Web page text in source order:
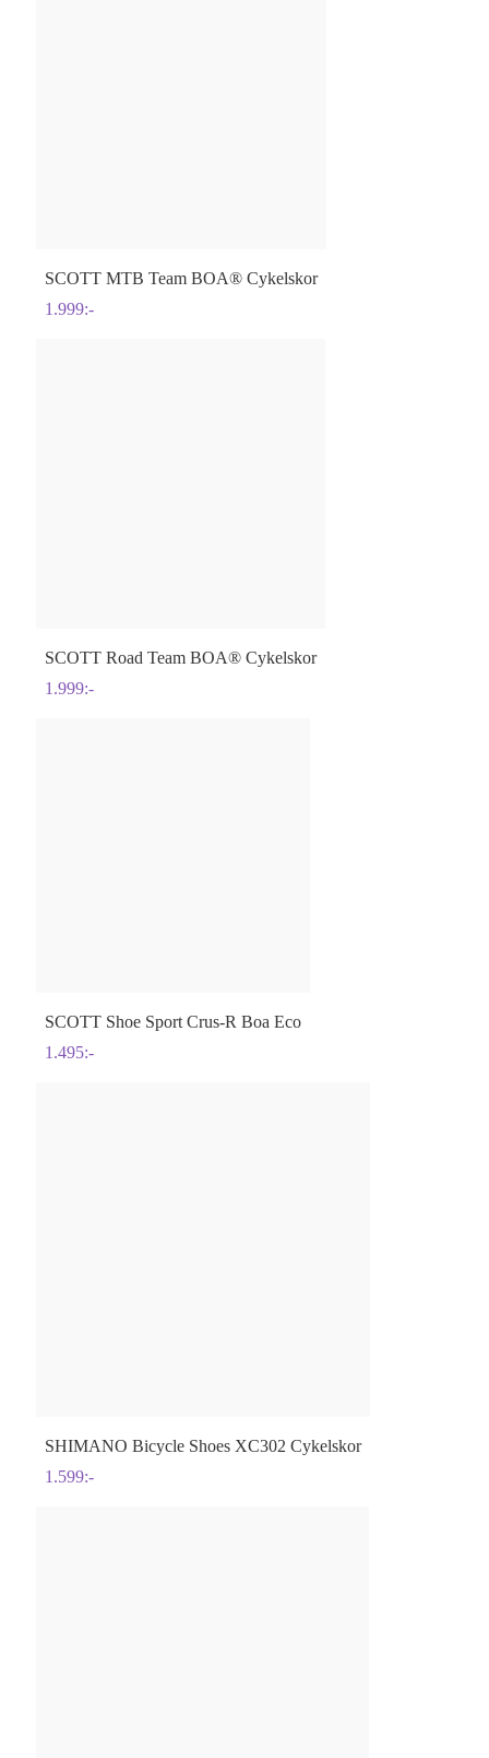
SCOTT MTB Team BOA® Cykelskor
1.999:-
SCOTT Road Team BOA® Cykelskor
1.999:-
SCOTT Shoe Sport Crus-R Boa Eco
1.495:-
SHIMANO Bicycle Shoes XC302 Cykelskor
1.599:-